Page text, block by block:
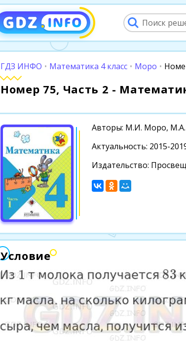
ГДЗ ИНФО • Математика 4 класс • Моро •
Номер 75, Часть 2 -
Авторы: М.И. Моро, М.А.
Актуальность: 2015-
Издательство:
Условие